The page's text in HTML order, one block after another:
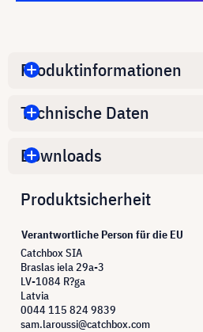
Produktinformationen
Technische Daten
Downloads
Produktsicherheit
Verantwortliche Person für die EU
Catchbox SIA
Braslas iela 29a-3
LV-1084 R?ga
Latvia
0044 115 824 9839
sam.laroussi@catchbox.com